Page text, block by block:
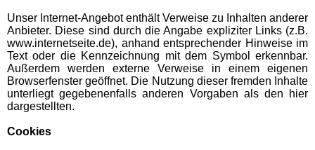
Unser Internet-Angebot enthält Verweise zu Inhalten anderer
Anbieter. Diese sind durch die Angabe expliziter Links (z.B.
www.internetseite.de), anhand entsprechender Hinweise im
Text oder die Kennzeichnung mit dem Symbol erkennbar.
Außerdem werden externe Verweise in einem eigenen
Browserfenster geöffnet. Die Nutzung dieser fremden Inhalte
unterliegt gegebenenfalls anderen Vorgaben als den hier
dargestellten.
Cookies